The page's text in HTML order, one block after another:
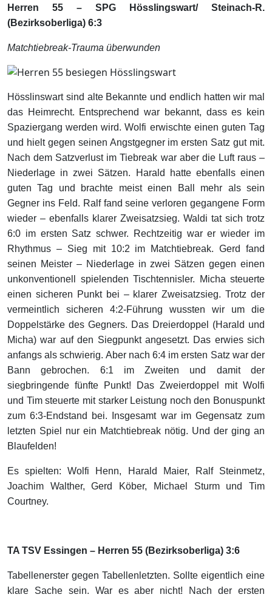
Herren 55 – SPG Hösslingswart/ Steinach-R.
(Bezirksoberliga) 6:3
Matchtiebreak-Trauma überwunden
Hösslinswart sind alte Bekannte und endlich hatten wir mal
das Heimrecht. Entsprechend war bekannt, dass es kein
Spaziergang werden wird. Wolfi erwischte einen guten Tag
und hielt gegen seinen Angstgegner im ersten Satz gut mit.
Nach dem Satzverlust im Tiebreak war aber die Luft raus –
Niederlage in zwei Sätzen. Harald hatte ebenfalls einen
guten Tag und brachte meist einen Ball mehr als sein
Gegner ins Feld. Ralf fand seine verloren gegangene Form
wieder – ebenfalls klarer Zweisatzsieg. Waldi tat sich trotz
6:0 im ersten Satz schwer. Rechtzeitig war er wieder im
Rhythmus – Sieg mit 10:2 im Matchtiebreak. Gerd fand
seinen Meister – Niederlage in zwei Sätzen gegen einen
unkonventionell spielenden Tischtennisler. Micha steuerte
einen sicheren Punkt bei – klarer Zweisatzsieg. Trotz der
vermeintlich sicheren 4:2-Führung wussten wir um die
Doppelstärke des Gegners. Das Dreierdoppel (Harald und
Micha) war auf den Siegpunkt angesetzt. Das erwies sich
anfangs als schwierig. Aber nach 6:4 im ersten Satz war der
Bann gebrochen. 6:1 im Zweiten und damit der
siegbringende fünfte Punkt! Das Zweierdoppel mit Wolfi
und Tim steuerte mit starker Leistung noch den Bonuspunkt
zum 6:3-Endstand bei. Insgesamt war im Gegensatz zum
letzten Spiel nur ein Matchtiebreak nötig. Und der ging an
Blaufelden!
Es spielten: Wolfi Henn, Harald Maier, Ralf Steinmetz,
Joachim Walther, Gerd Köber, Michael Sturm und Tim
Courtney.
TA TSV Essingen – Herren 55 (Bezirksoberliga) 3:6
Tabellenerster gegen Tabellenletzten. Sollte eigentlich eine
klare Sache sein. War es aber nicht! Nach der ersten